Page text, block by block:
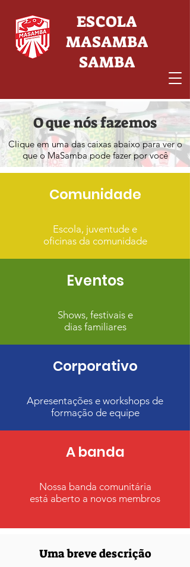
ESCOLA
MASAMBA
SAMBA
O que nós fazemos
Clique em uma das caixas abaixo para ver o
que o MaSamba pode fazer por você
Comunidade
Escola, juventude e
oficinas da comunidade
Eventos
Shows, festivais e
dias familiares
Corporativo
Apresentações e workshops de
formação de equipe
A banda
Nossa banda comunitária
está aberto a novos membros
Uma breve descrição